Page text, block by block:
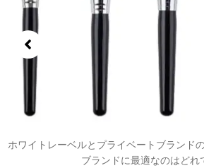
ホワイトレーベルとプライベートブランド
ブランドに最適なのはどれ